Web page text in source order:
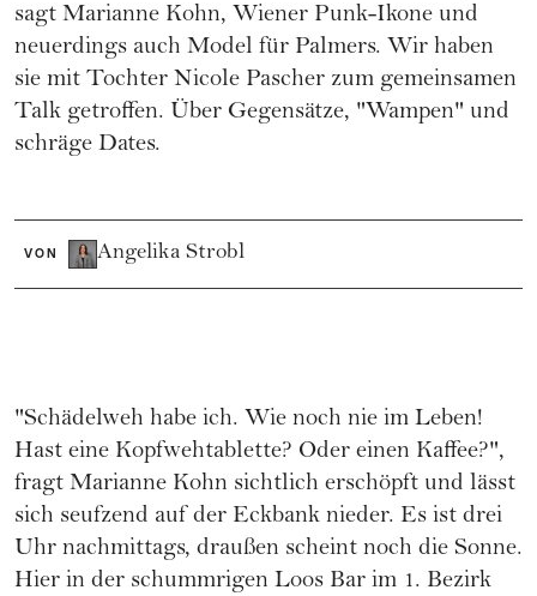
sagt Marianne Kohn, Wiener Punk-Ikone und
neuerdings auch Model für Palmers. Wir haben
sie mit Tochter Nicole Pascher zum gemeinsamen
Talk getroffen. Über Gegensätze, "Wampen" und
schräge Dates.
VON Angelika Strobl
"Schädelweh habe ich. Wie noch nie im Leben!
Hast eine Kopfwehtablette? Oder einen Kaffee?",
fragt Marianne Kohn sichtlich erschöpft und lässt
sich seufzend auf der Eckbank nieder. Es ist drei
Uhr nachmittags, draußen scheint noch die Sonne.
Hier in der schummrigen Loos Bar im 1. Bezirk